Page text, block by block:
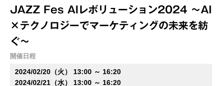
JAZZ Fes AIレボリューション2024 ～AI
×テクノロジーでマーケティングの未来を紡
ぐ～
開催日程
2024/02/20（火） 13:00 ～ 16:20
2024/02/21（水） 13:00 ～ 16:20